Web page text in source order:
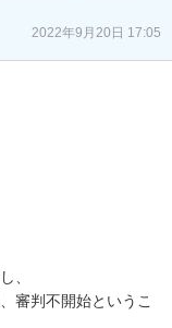
2022年9月20日 17:05
、
審判不開始というこ